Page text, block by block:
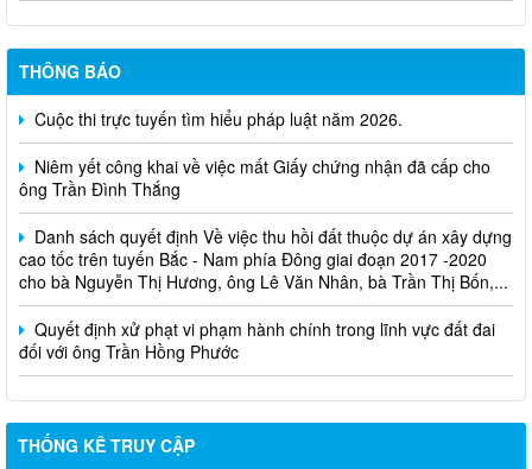
THÔNG BÁO
Cuộc thi trực tuyến tìm hiểu pháp luật năm 2026.
Niêm yết công khai về việc mất Giấy chứng nhận đã cấp cho
ông Trần Đình Thắng
Danh sách quyết định Về việc thu hồi đất thuộc dự án xây dựng
cao tốc trên tuyến Bắc - Nam phía Đông giai đoạn 2017 -2020
cho bà Nguyễn Thị Hương, ông Lê Văn Nhân, bà Trần Thị Bốn,...
Quyết định xử phạt vi phạm hành chính trong lĩnh vực đất đai
đối với ông Trần Hồng Phước
THỐNG KÊ TRUY CẬP